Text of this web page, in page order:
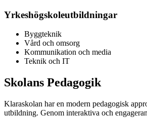
Yrkeshögskoleutbildningar
Byggteknik
Vård och omsorg
Kommunikation och media
Teknik och IT
Skolans Pedagogik
Klaraskolan har en modern pedagogisk
utbildning. Genom interaktiva och